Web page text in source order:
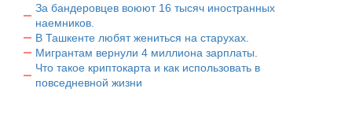
За бандеровцев воюют 16 тысяч иностранных
наемников.
В Ташкенте любят жениться на старухах.
Мигрантам вернули 4 миллиона зарплаты.
Что такое криптокарта и как использовать в
повседневной жизни